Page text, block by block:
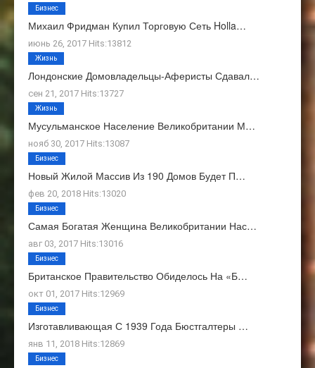
Михаил Фридман Купил Торговую Сеть Holla…
июнь 26, 2017 Hits:13812
Бизнес
Лондонские Домовладельцы-Аферисты Сдавал…
сен 21, 2017 Hits:13727
Жизнь
Мусульманское Население Великобритании М…
нояб 30, 2017 Hits:13087
Жизнь
Новый Жилой Массив Из 190 Домов Будет П…
фев 20, 2018 Hits:13020
Бизнес
Самая Богатая Женщина Великобритании Нас…
авг 03, 2017 Hits:13016
Бизнес
Британское Правительство Обиделось На «Б…
окт 01, 2017 Hits:12969
Бизнес
Изготавливающая С 1939 Года Бюстгалтеры …
янв 11, 2018 Hits:12869
Бизнес
Бизнес